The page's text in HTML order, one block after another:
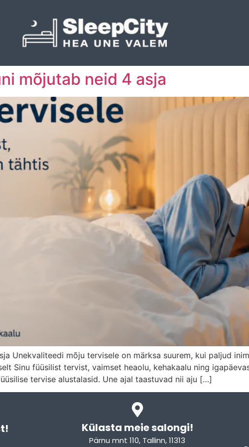
mõjutab neid 4 asja
Unekvaliteedi mõju tervisele on märksa suurem, kui paljud
Sinu füüsilist tervist, vaimset heaolu, kehakaalu ning
tervise alustalasid. Une ajal taastuvad nii aju […]
Külasta meie salongi!
Pärnu mnt 110, Tallinn, 11313